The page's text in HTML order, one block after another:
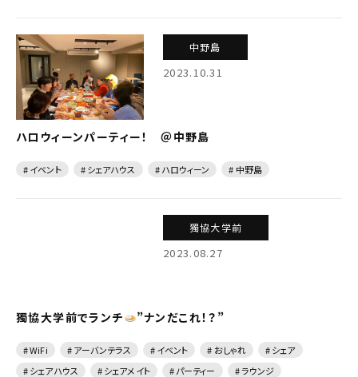
中野島
2023.10.31
ハロウィーンパーティー！ ＠中野島
# イベント # シェアハウス # ハロウィーン # 中野島
獨協大学前
2023.08.27
獨協大学前でランチ ”ナンだこれ！？”
# WiFi # アーバンテラス # イベント # おしゃれ
# シェア
# シェアハウス
# シェアメイト # パーティー
# ラウンジ